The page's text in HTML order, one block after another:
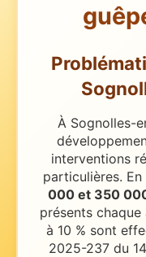
À Sognolles-
interventions
particulières.
000 et 350
présents chaque
à 10 % sont
2025-237 du